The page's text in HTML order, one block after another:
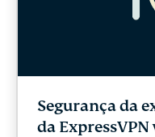
Segurança da
da